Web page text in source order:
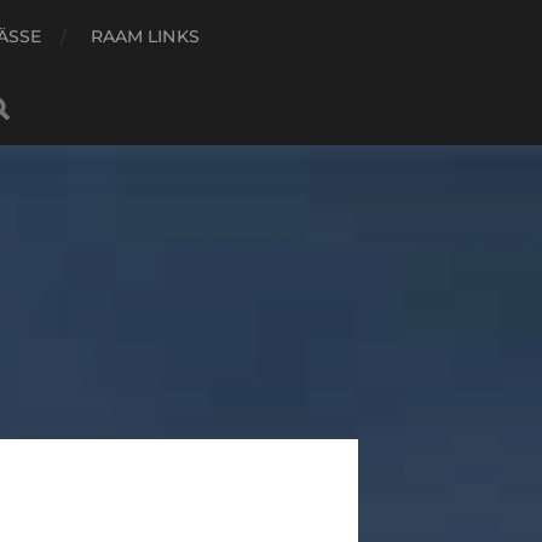
RAAM LINKS